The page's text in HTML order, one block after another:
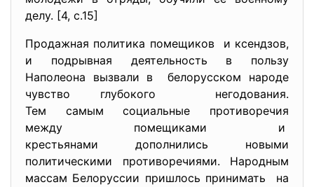
делу. [4, с.15]
Продажная политика помещиков и ксендзов,
и подрывная деятельность в пользу
Наполеона вызвали в белорусском народе
чувство глубокого негодования.
Тем самым социальные противоречия
между помещиками и
крестьянами дополнились новыми
политическими противоречиями. Народным
массам Белоруссии пришлось принимать на